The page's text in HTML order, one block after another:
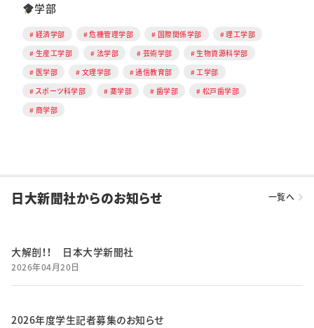
学部
経済学部 危機管理学部 国際関係学部
理工学部
生産工学部
法学部 芸術学部
生物資源科学部
医学部
文理学部 通信教育部
工学部
スポーツ科学部
薬学部 歯学部
松戸歯学部
商学部
日大新聞社からのお知らせ 一覧へ
大解剖！！ 日本大学新聞社
2026年04月20日
2026年度学生記者募集のお知らせ